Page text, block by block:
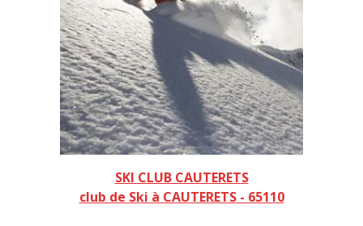
SKI CLUB CAUTERETS
club de Ski à CAUTERETS - 65110